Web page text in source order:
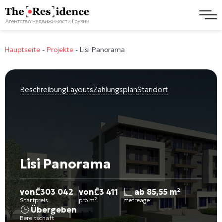
Hauptseite - Projekte - Lisi Panorama
BeschreibungLayoutsZahlungsplanStandort
Lisi Panorama
von₾303 042
Startpreis
von₾3 411
pro m²
ab 85,55 m²
metreage
Übergeben
Bereitschaft